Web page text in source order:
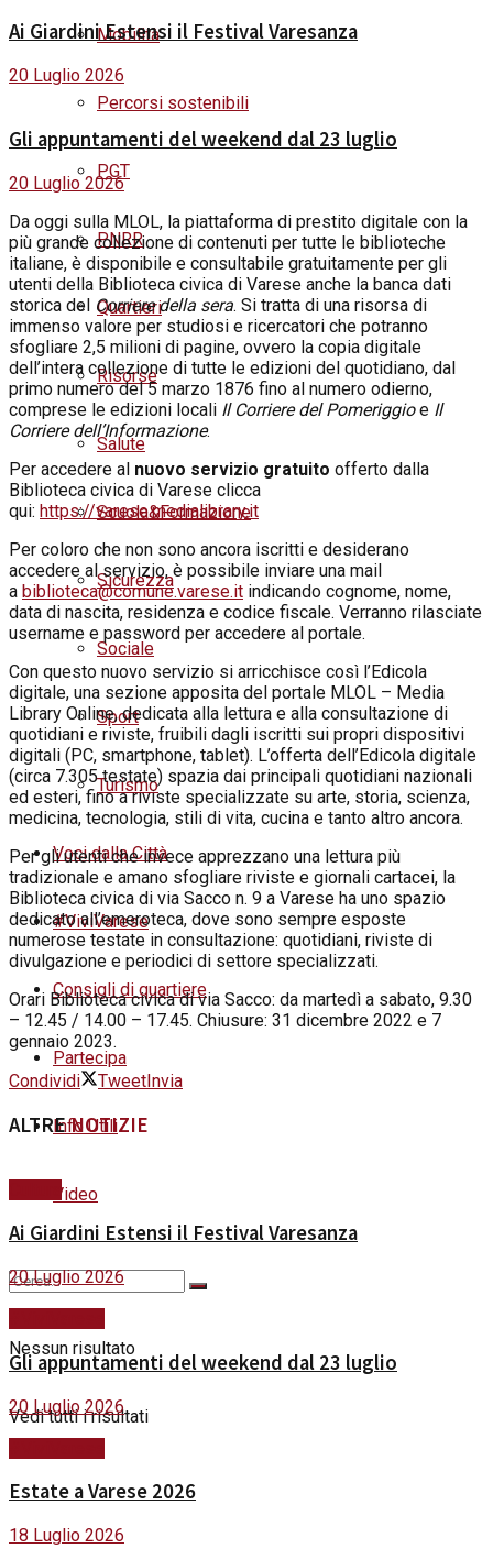
Mobilità
Percorsi sostenibili
PGT
PNRR
Quartieri
Risorse
Salute
Scuola&Formazione
Sicurezza
Sociale
Sport
Turismo
Voci dalla Città
#ViviVarese
Consigli di quartiere
Partecipa
Info Utili
Video
Nessun risultato
Vedi tutti i risultati
Ai Giardini Estensi il Festival Varesanza
20 Luglio 2026
Gli appuntamenti del weekend dal 23 luglio
20 Luglio 2026
Da oggi sulla MLOL, la piattaforma di prestito digitale con la
più grande collezione di contenuti per tutte le biblioteche
italiane, è disponibile e consultabile gratuitamente per gli
utenti della Biblioteca civica di Varese anche la banca dati
storica del Corriere della sera. Si tratta di una risorsa di
immenso valore per studiosi e ricercatori che potranno
sfogliare 2,5 milioni di pagine, ovvero la copia digitale
dell’intera collezione di tutte le edizioni del quotidiano, dal
primo numero del 5 marzo 1876 fino al numero odierno,
comprese le edizioni locali Il Corriere del Pomeriggioe Il
Corriere dell’Informazione.
Per accedere al nuovo servizio gratuito offerto dalla
Biblioteca civica di Varese clicca
qui: https://varese.medialibrary.it
Per coloro che non sono ancora iscritti e desiderano
accedere al servizio, è possibile inviare una mail
a biblioteca@comune.varese.it indicando cognome, nome,
data di nascita, residenza e codice fiscale. Verranno rilasciate
username e password per accedere al portale.
Con questo nuovo servizio si arricchisce così l’Edicola
digitale, una sezione apposita del portale MLOL – Media
Library Online, dedicata alla lettura e alla consultazione di
quotidiani e riviste, fruibili dagli iscritti sui propri dispositivi
digitali (PC, smartphone, tablet). L’offerta dell’Edicola digitale
(circa 7.305 testate) spazia dai principali quotidiani nazionali
ed esteri, fino a riviste specializzate su arte, storia, scienza,
medicina, tecnologia, stili di vita, cucina e tanto altro ancora.
Per gli utenti che invece apprezzano una lettura più
tradizionale e amano sfogliare riviste e giornali cartacei, la
Biblioteca civica di via Sacco n. 9 a Varese ha uno spazio
dedicato all’emeroteca, dove sono sempre esposte
numerose testate in consultazione: quotidiani, riviste di
divulgazione e periodici di settore specializzati.
Orari Biblioteca civica di via Sacco: da martedì a sabato, 9.30
– 12.45 / 14.00 – 17.45. Chiusure: 31 dicembre 2022 e 7
gennaio 2023.
Condividi
Tweet Invia
ALTRENOTIZIE
Ai Giardini Estensi il Festival Varesanza
20 Luglio 2026
Gli appuntamenti del weekend dal 23 luglio
20 Luglio 2026
Estate a Varese 2026
18 Luglio 2026